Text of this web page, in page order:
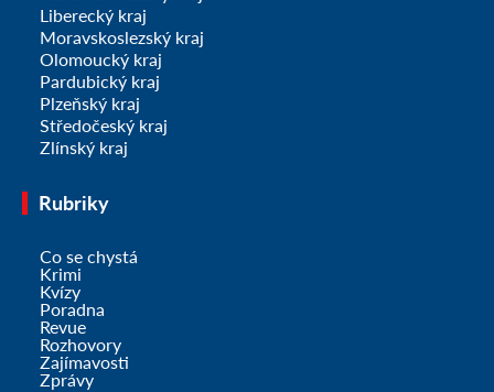
Liberecký kraj
Moravskoslezský kraj
Olomoucký kraj
Pardubický kraj
Plzeňský kraj
Středočeský kraj
Zlínský kraj
Rubriky
Co se chystá
Krimi
Kvízy
Poradna
Revue
Rozhovory
Zajímavosti
Zprávy